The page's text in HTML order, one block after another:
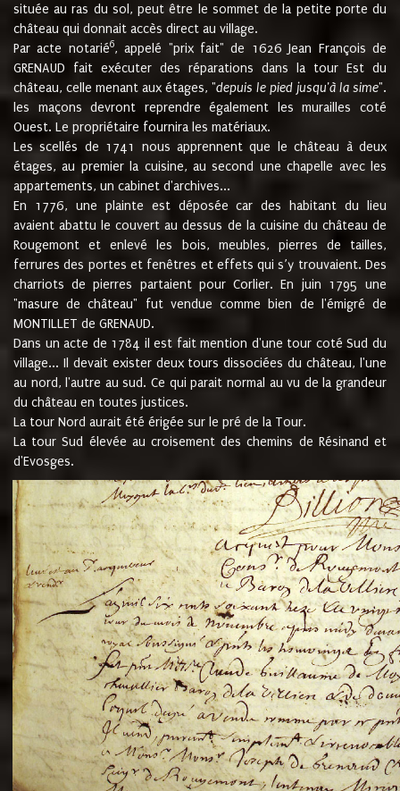
située au ras du sol, peut être le sommet de la petite porte du
château qui donnait accès direct au village.
Par acte notarié6, appelé "prix fait" de 1626 Jean François de
GRENAUD fait exécuter des réparations dans la tour Est du
château, celle menant aux étages, "depuis le pied jusqu'à la sime".
les maçons devront reprendre également les murailles coté
Ouest. Le propriétaire fournira les matériaux.
Les scellés de 1741 nous apprennent que le château à deux
étages, au premier la cuisine, au second une chapelle avec les
appartements, un cabinet d'archives...
En 1776, une plainte est déposée car des habitant du lieu
avaient abattu le couvert au dessus de la cuisine du château de
Rougemont et enlevé les bois, meubles, pierres de tailles,
ferrures des portes et fenêtres et effets qui s’y trouvaient. Des
charriots de pierres partaient pour Corlier. En juin 1795 une
"masure de château" fut vendue comme bien de l'émigré de
MONTILLET de GRENAUD.
Dans un acte de 1784 il est fait mention d'une tour coté Sud du
village... Il devait exister deux tours dissociées du château, l'une
au nord, l'autre au sud. Ce qui parait normal au vu de la grandeur
du château en toutes justices.
La tour Nord aurait été érigée sur le pré de la Tour.
La tour Sud élevée au croisement des chemins de Résinand et
d'Evosges.